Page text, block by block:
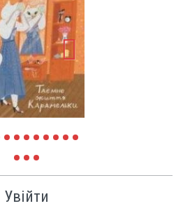
Увійти